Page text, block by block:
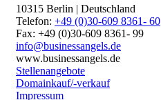
10315 Berlin | Deutschland
Telefon: +49 (0)30-609 8361- 60
Fax: +49 (0)30-609 8361- 99
info@businessangels.de
www.businessangels.de
Stellenangebote
Domainkauf/-verkauf
Impressum